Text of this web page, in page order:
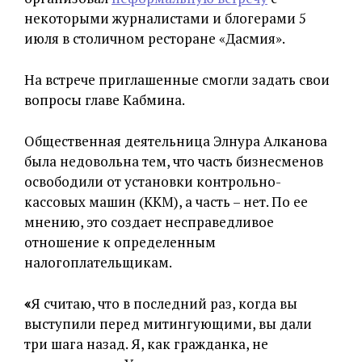
некоторыми журналистами и блогерами 5
июля в столичном ресторане «Дасмия».
На встрече приглашенные смогли задать свои
вопросы главе Кабмина.
Общественная деятельница Элнура Алканова
была недовольна тем, что часть бизнесменов
освободили от установки контрольно-
кассовых машин (ККМ), а часть – нет. По ее
мнению, это создает несправедливое
отношение к определенным
налогоплательщикам.
«Я считаю, что в последний раз, когда вы
выступили перед митингующими, вы дали
три шага назад. Я, как гражданка, не